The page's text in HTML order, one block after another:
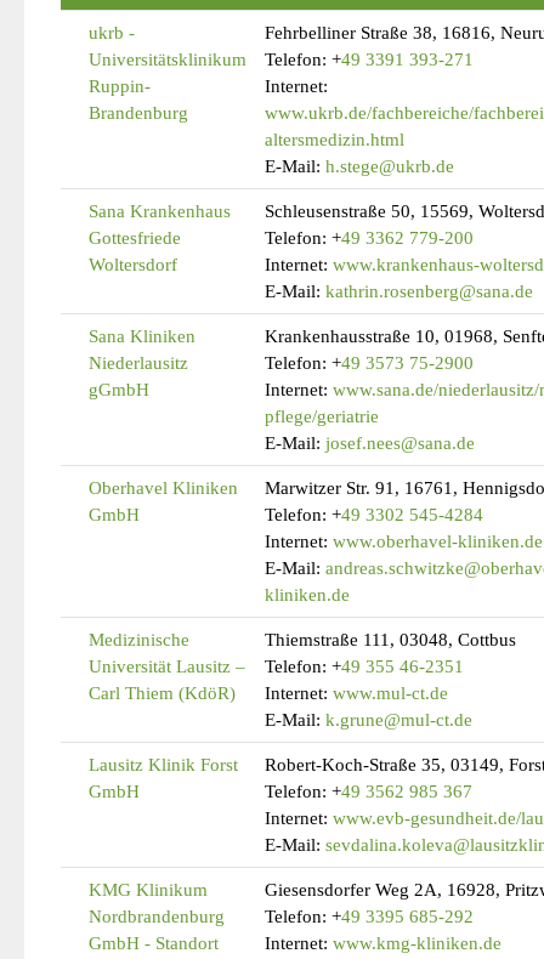
ukrb -
Universitätsklinikum
Ruppin-
Brandenburg
Fehrbelliner Straße 38, 16816,
Telefon: +49 3391 393-271
Internet:
www.ukrb.de/fachbereiche/
altersmedizin.html
E-Mail: h.stege@ukrb.de
Sana Krankenhaus
Gottesfriede
Woltersdorf
Schleusenstraße 50, 15569,
Telefon: +49 3362 779-200
Internet: www.krankenhaus-
E-Mail: kathrin.rosenberg@sana.de
Sana Kliniken
Niederlausitz
gGmbH
Krankenhausstraße 10, 01968,
Telefon: +49 3573 75-2900
Internet: www.sana.de/
pflege/geriatrie
E-Mail: josef.nees@sana.de
Oberhavel Kliniken
GmbH
Marwitzer Str. 91, 16761,
Telefon: +49 3302 545-4284
Internet: www.oberhavel-kliniken.de
E-Mail:
kliniken.de
Medizinische
Universität Lausitz –
Carl Thiem (KdöR)
Thiemstraße 111, 03048, Cottbus
Telefon: +49 355 46-2351
Internet: www.mul-ct.de
E-Mail: k.grune@mul-ct.de
Lausitz Klinik Forst
GmbH
Robert-Koch-Straße 35, 03149,
Telefon: +49 3562 985 367
Internet: www.evb-gesundheit.de/
E-Mail:
KMG Klinikum
Nordbrandenburg
GmbH - Standort
Giesensdorfer Weg 2A, 16928,
Telefon: +49 3395 685-292
Internet: www.kmg-kliniken.de